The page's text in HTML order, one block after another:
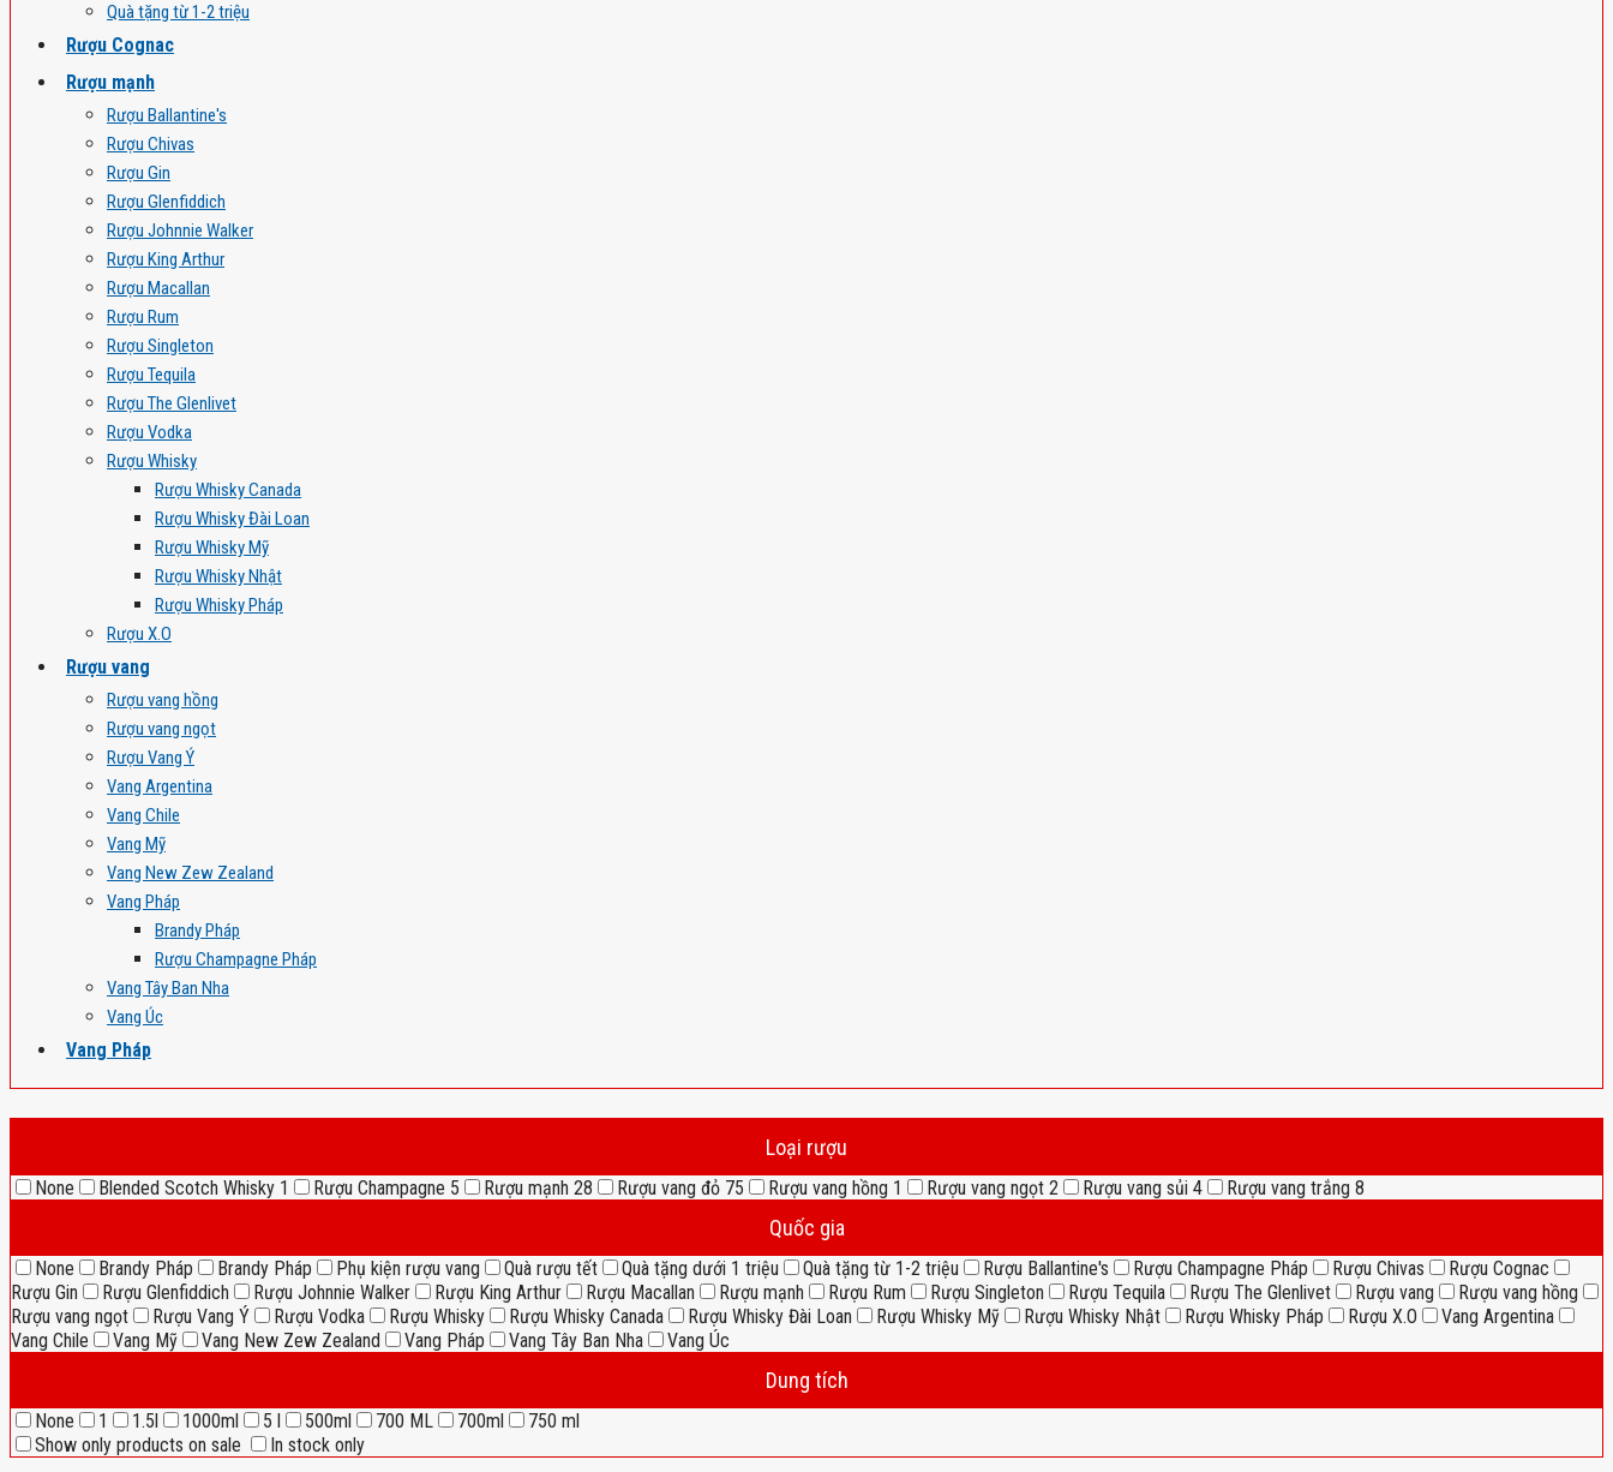
Quà tặng từ 1-2 triệu
Rượu Cognac
Rượu mạnh
Rượu Ballantine's
Rượu Chivas
Rượu Gin
Rượu Glenfiddich
Rượu Johnnie Walker
Rượu King Arthur
Rượu Macallan
Rượu Rum
Rượu Singleton
Rượu Tequila
Rượu The Glenlivet
Rượu Vodka
Rượu Whisky
Rượu Whisky Canada
Rượu Whisky Đài Loan
Rượu Whisky Mỹ
Rượu Whisky Nhật
Rượu Whisky Pháp
Rượu X.O
Rượu vang
Rượu vang hồng
Rượu vang ngọt
Rượu Vang Ý
Vang Argentina
Vang Chile
Vang Mỹ
Vang New Zew Zealand
Vang Pháp
Brandy Pháp
Rượu Champagne Pháp
Vang Tây Ban Nha
Vang Úc
Vang Pháp
Loại rượu
None Blended Scotch Whisky 1 Rượu Champagne 5 Rượu mạnh 28 Rượu vang đỏ 75 Rượu vang hồng 1 Rượu vang ngọt 2 Rượu vang sủi 4 Rượu vang trắng 8
Quốc gia
None Brandy Pháp Brandy Pháp Phụ kiện rượu vang Quà rượu tết Quà tặng dưới 1 triệu Quà tặng từ 1-2 triệu Rượu Ballantine's Rượu Champagne Pháp Rượu Chivas
Rượu Cognac
Rượu Gin
Rượu Glenfiddich Rượu Johnnie Walker Rượu King Arthur Rượu Macallan Rượu mạnh Rượu Rum Rượu Singleton Rượu Tequila Rượu The Glenlivet Rượu vang
Rượu vang hồng
Rượu vang ngọt
Rượu Vang Ý Rượu Vodka Rượu Whisky Rượu Whisky Canada Rượu Whisky Đài Loan Rượu Whisky Mỹ Rượu Whisky Nhật Rượu Whisky Pháp Rượu X.O
Vang Argentina
Vang Chile
Vang Mỹ Vang New Zew Zealand Vang Pháp Vang Tây Ban Nha Vang Úc
Dung tích
None 1 1.5l 1000ml 5 l 500ml 700 ML 700ml
750 ml
Show only products on sale
In stock only